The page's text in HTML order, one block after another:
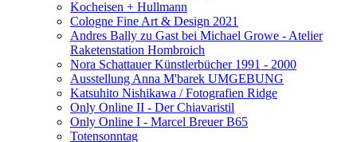
Kocheisen + Hullmann
Cologne Fine Art & Design 2021
Andres Bally zu Gast bei Michael Growe - Atelier
Raketenstation Hombroich
Nora Schattauer Künstlerbücher 1991 - 2000
Ausstellung Anna M'barek UMGEBUNG
Katsuhito Nishikawa / Fotografien Ridge
Only Online II - Der Chiavaristil
Only Online I - Marcel Breuer B65
Totensonntag